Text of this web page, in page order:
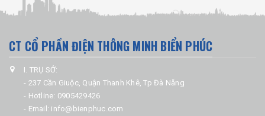
CT CỔ PHẦN ĐIỆN THÔNG MINH BIỂN PHÚC
I. TRỤ SỞ:
- 237 Cần Giuộc, Quận Thanh Khê, Tp Đà Nẵng
- Hotline: 0905429426
- Email: info@bienphuc.com